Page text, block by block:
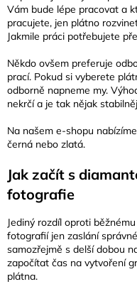
Vám bude lépe pracovat a
pracujete, jen plátno
Jakmile práci potřebujete
Někdo ovšem preferuje
prací. Pokud si vyberete
odborně napneme my.
nekrčí a je tak nějak
Na našem e-shopu
černá nebo zlatá.
Jak začít s
fotografie
Jediný rozdíl oproti
fotografií jen zaslání
samozřejmě s delší dobou
započítat čas na vytvoření
plátna.